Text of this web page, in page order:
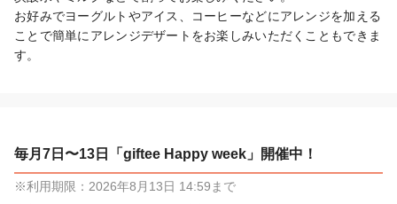
お好みでヨーグルトやアイス、コーヒーなどにアレンジを加える
ことで簡単にアレンジデザートをお楽しみいただくこともできま
す。
毎月7日〜13日「giftee Happy week」開催中！
※利用期限：2026年8月13日 14:59まで